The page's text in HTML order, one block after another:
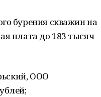
бурения скважин на
плата до 183 тысяч
ООО